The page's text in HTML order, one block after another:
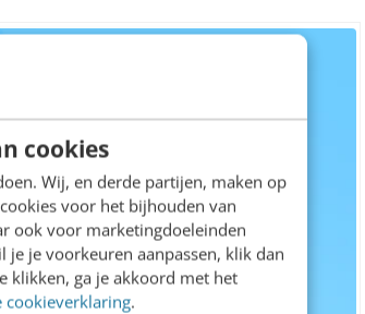
cookies
Wij, en derde partijen, maken op
voor het bijhouden van
ook voor marketingdoeleinden
je voorkeuren aanpassen, klik dan
klikken, ga je akkoord met het
cookieverklaring.